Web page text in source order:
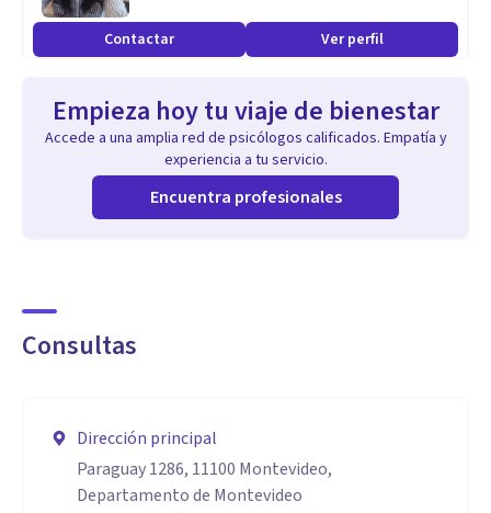
Contactar Ver perfil
Empieza hoy tu viaje de bienestar
Accede a una amplia red de psicólogos calificados. Empatía y
experiencia a tu servicio.
Encuentra profesionales
Consultas
Dirección principal
Paraguay 1286, 11100 Montevideo,
Departamento de Montevideo